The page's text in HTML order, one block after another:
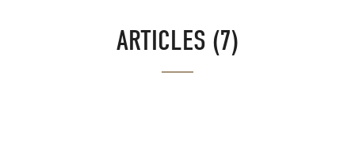
ARTICLES (7)